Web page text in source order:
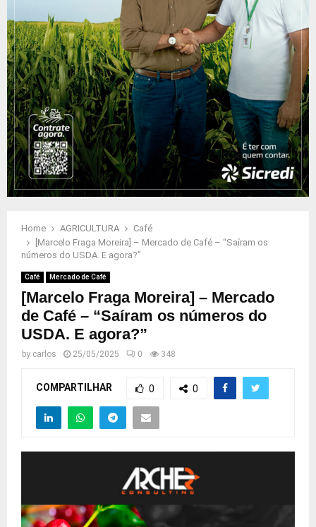
Home AGRICULTURA
Café
[Marcelo Fraga Moreira] – Mercado de Café – “Saíram os
números do USDA. E agora?”
Café Mercado de Café
[Marcelo Fraga Moreira] – Mercado
de Café – “Saíram os números do
USDA. E agora?”
by carlos 25/05/2025 0 348
COMPARTILHAR 0 0